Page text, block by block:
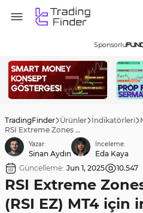
Sponsorlu
TradingFinder Ürünler İndikatörleri
RSI Extreme Zones göstergesini (RSI EZ) MT4 için indirin - Ücretsiz
Yazar:
Sinan Aydın
İnceleme:
Eda Kaya
Güncelleme: Jun 1, 2025 10.547
RSI Extreme
(RSI EZ) MT4 için